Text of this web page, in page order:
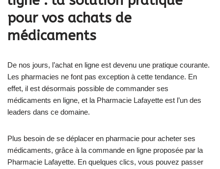
pour vos achats de
médicaments
De nos jours, l’achat en ligne est devenu une pratique courante.
Les pharmacies ne font pas exception à cette tendance. En
effet, il est désormais possible de commander ses
médicaments en ligne, et la Pharmacie Lafayette est l’un des
leaders dans ce domaine.
Plus besoin de se déplacer en pharmacie pour acheter ses
médicaments, grâce à la commande en ligne proposée par la
Pharmacie Lafayette. En quelques clics, vous pouvez passer